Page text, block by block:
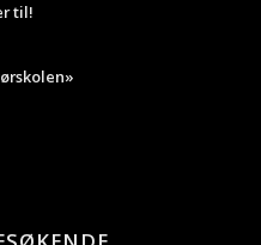
til!